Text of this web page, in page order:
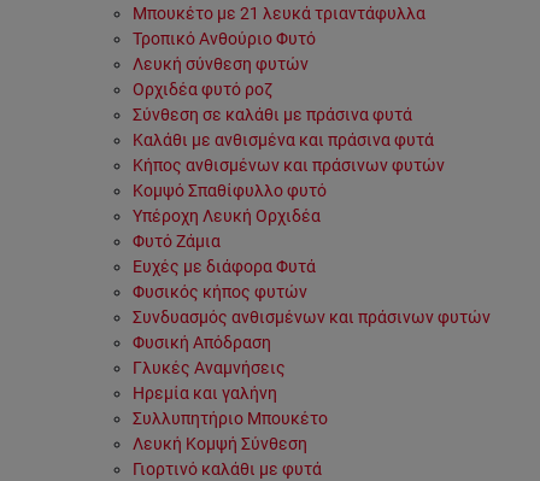
Μπουκέτο με 21 λευκά τριαντάφυλλα
Τροπικό Ανθούριο Φυτό
Λευκή σύνθεση φυτών
Ορχιδέα φυτό ροζ
Σύνθεση σε καλάθι με πράσινα φυτά
Καλάθι με ανθισμένα και πράσινα φυτά
Κήπος ανθισμένων και πράσινων φυτών
Κομψό Σπαθίφυλλο φυτό
Υπέροχη Λευκή Ορχιδέα
Φυτό Ζάμια
Ευχές με διάφορα Φυτά
Φυσικός κήπος φυτών
Συνδυασμός ανθισμένων και πράσινων φυτών
Φυσική Απόδραση
Γλυκές Αναμνήσεις
Ηρεμία και γαλήνη
Συλλυπητήριο Μπουκέτο
Λευκή Κομψή Σύνθεση
Γιορτινό καλάθι με φυτά